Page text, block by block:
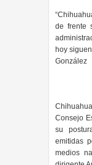
de frente
hoy
González
Consejo
su
emitidas
medios